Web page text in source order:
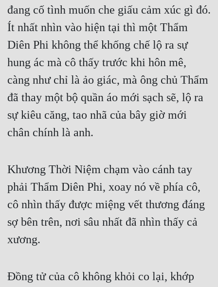
đang cố tình muốn che giấu cảm xúc gì đó.
Ít nhất nhìn vào hiện tại thì một Thẩm
Diên Phi không thể khống chế lộ ra sự
hung ác mà cô thấy trước khi hôn mê,
càng như chỉ là ảo giác, mà ông chủ Thẩm
đã thay một bộ quần áo mới sạch sẽ, lộ ra
sự kiêu căng, tao nhã của bây giờ mới
chân chính là anh.
Khương Thời Niệm chạm vào cánh tay
phải Thẩm Diên Phi, xoay nó về phía cô,
cô nhìn thấy được miệng vết thương đáng
sợ bên trên, nơi sâu nhất đã nhìn thấy cả
xương.
Đồng tử của cô không khỏi co lại, khớp